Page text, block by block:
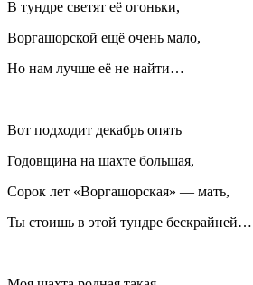
В тундре светят её огоньки,
Воргашорской ещё очень мало,
Но нам лучше её не найти…
Вот подходит декабрь опять
Годовщина на шахте большая,
Сорок лет «Воргашорская» — мать,
Ты стоишь в этой тундре бескрайней…